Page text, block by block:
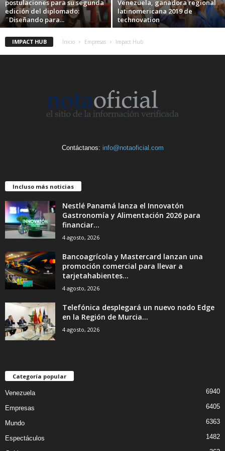
postulaciones para su segunda
edición del diplomado:
¨Diseñando para...
Venezuela, ganadora regional
latinomericana 2019 de
technovation
IMPACT HUB Inicio Empresas Impact Hub
Contáctanos: info@notaoficial.com
Incluso más noticias
Nestlé Panamá lanza el Innovatón
Gastronomía y Alimentación 2026 para
financiar...
4 agosto, 2026
Bancoagrícola y Mastercard lanzan una
promoción comercial para llevar a
tarjetahabientes...
4 agosto, 2026
Telefónica desplegará un nuevo nodo Edge
en la Región de Murcia...
4 agosto, 2026
Categoría popular
Venezuela 6940
Empresas 6405
Mundo 6363
Espectáculos 1482